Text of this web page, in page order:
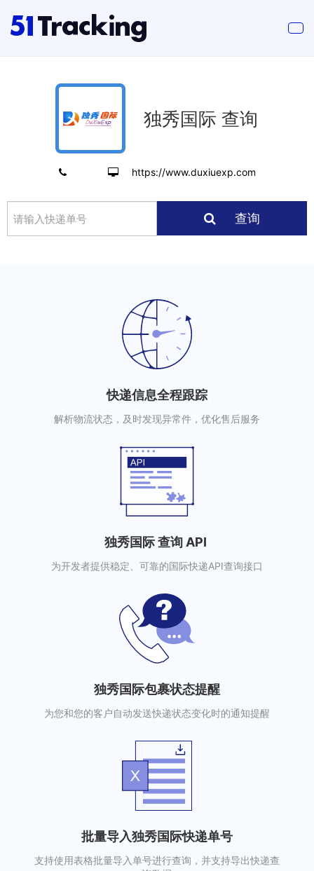
独秀国际 查询
https://www.duxiuexp.com
查询
快递信息全程跟踪
解析物流状态，及时发现异常件，优化售后服务
独秀国际 查询 API
为开发者提供稳定、可靠的国际快递API查询接口
独秀国际包裹状态提醒
为您和您的客户自动发送快递状态变化时的通知提醒
批量导入独秀国际快递单号
支持使用表格批量导入单号进行查询，并支持导出快递查